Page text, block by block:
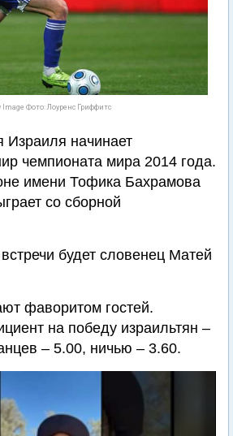
Image Фото: Лоуренс Гриффитс
Израиля начинает
чемпионата мира 2014 года.
имени Тофика Бахрамова
со сборной
будет словенец Матей
фаворитом гостей.
на победу израильтян –
– 5.00, ничью – 3.60.